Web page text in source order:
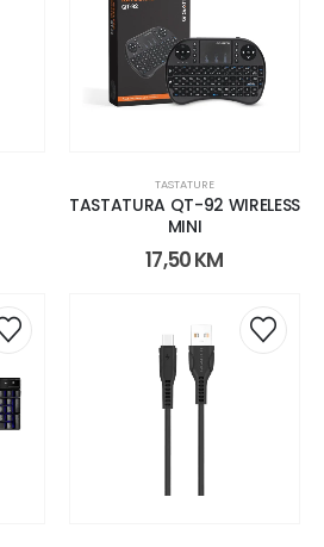
TASTATURE
TASTATURA QT-92 WIRELESS
MINI
17,50KM